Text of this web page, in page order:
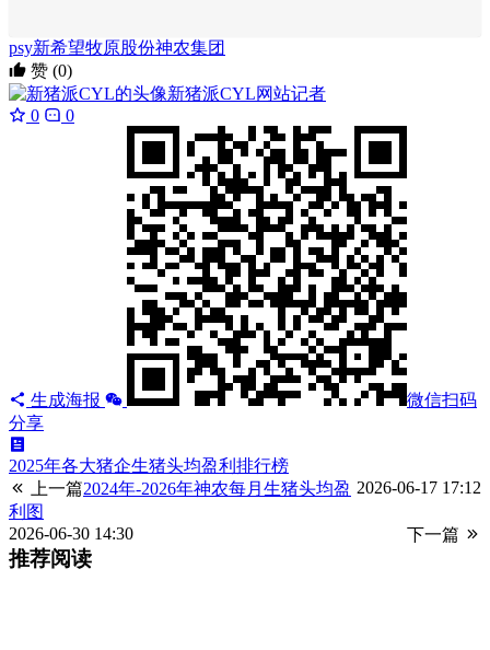
psy新希望牧原股份神农集团
赞 (0)
新猪派CYL网站记者
0
0
生成海报
微信扫码
分享
2025年各大猪企生猪头均盈利排行榜
上一篇
2026-06-17 17:12
2024年-2026年神农每月生猪头均盈
利图
下一篇
2026-06-30 14:30
推荐阅读